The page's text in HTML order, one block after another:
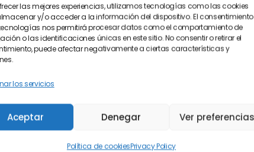
las mejores experiencias, utilizamos tecnologías como las cookies
y/o acceder a la información del dispositivo. El
nos permitirá procesar datos como el comportamiento de
o las identificaciones únicas en este sitio. No consentir o retirar el
puede afectar negativamente a ciertas características y
los servicios
Aceptar Denegar Ver
Política de cookiesPrivacy Policy